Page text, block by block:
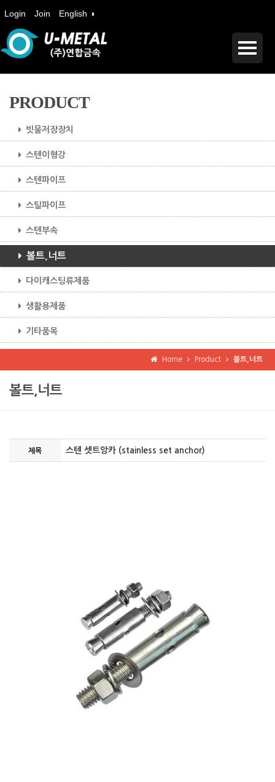
Login Join English ◑
PRODUCT
빗물저장장치
스텐이형강
스텐파이프
스틸파이프
스텐부속
볼트,너트
다이캐스팅류제품
생활용제품
기타품목
Home Product 볼트,너트
볼트,너트
제목 스텐 셋트앙카 (stainless set anchor)